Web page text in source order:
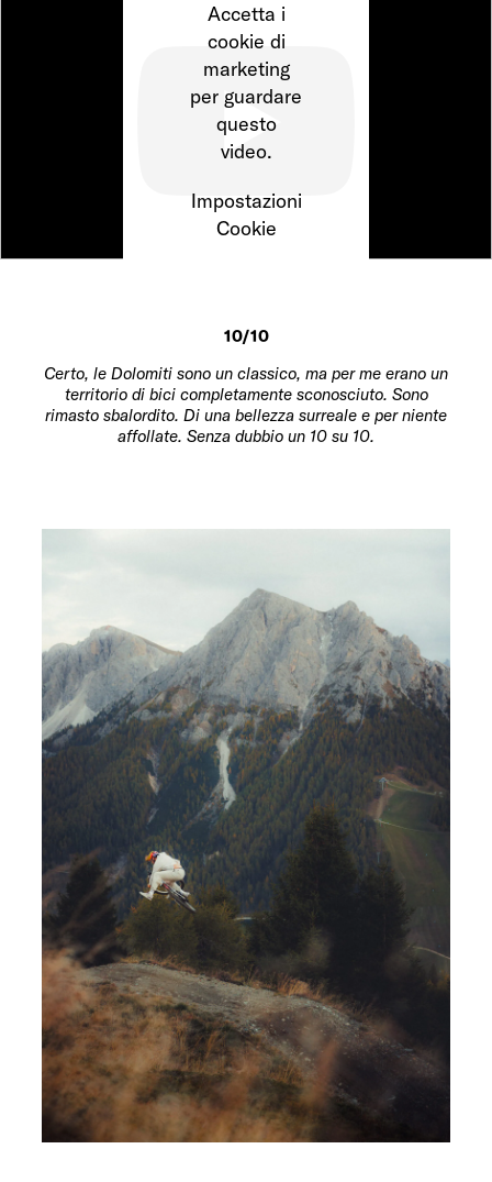
Accetta i
cookie di
marketing
per guardare
questo
video.
Impostazioni
Cookie
10/10
Certo, le Dolomiti sono un classico, ma per me erano un
territorio di bici completamente sconosciuto. Sono
rimasto sbalordito. Di una bellezza surreale e per niente
affollate. Senza dubbio un 10 su 10.